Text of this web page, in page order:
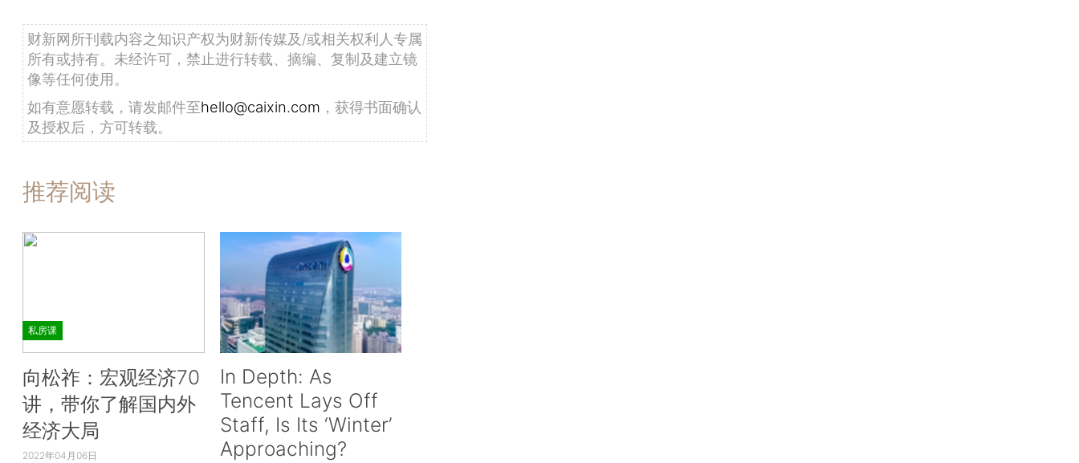
财新网所刊载内容之知识产权为财新传媒及/或相关权利人专属
所有或持有。未经许可，禁止进行转载、摘编、复制及建立镜
像等任何使用。
如有意愿转载，请发邮件至hello@caixin.com ，获得书面确认
及授权后，方可转载。
推荐阅读
私房课
向松祚：宏观经济70
讲，带你了解国内外
经济大局
2022年04月06日
In Depth: As
Tencent Lays Off
Staff, Is Its ‘Winter’
Approaching?